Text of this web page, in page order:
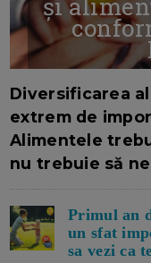
și
Diversificarea
extrem de
Alimentele
nu trebuie să ne
Primul an
un sfat
sa vezi ca